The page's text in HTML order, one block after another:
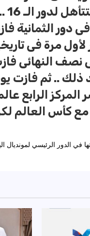
مرة فى
الرابع
كأس العالم لكرة
في الدور الرئيسي لمونديال